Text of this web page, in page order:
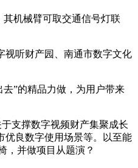
机械臂可取交通信号灯联
听财产园、南通市数字文化
”的精品力做，为用户带来
支撑数字视频财产集聚成长
优良数字使用场景等。以至能
，并做项目从题演？